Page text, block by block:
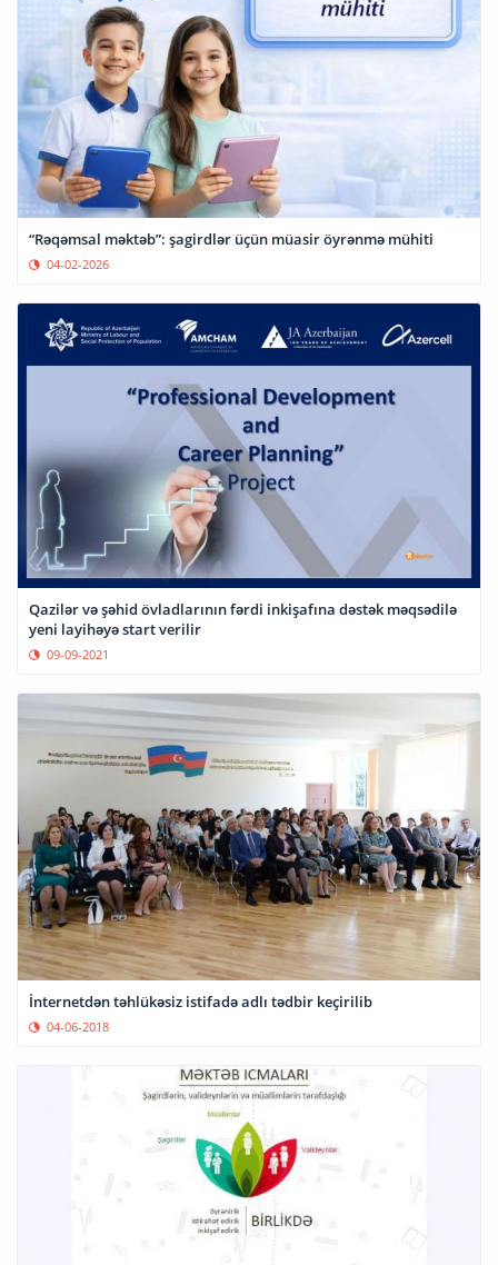
“Rəqəmsal məktəb”: şagirdlər üçün müasir öyrənmə mühiti
04-02-2026
Qazilər və şəhid övladlarının fərdi inkişafına dəstək məqsədilə
yeni layihəyə start verilir
09-09-2021
İnternetdən təhlükəsiz istifadə adlı tədbir keçirilib
04-06-2018